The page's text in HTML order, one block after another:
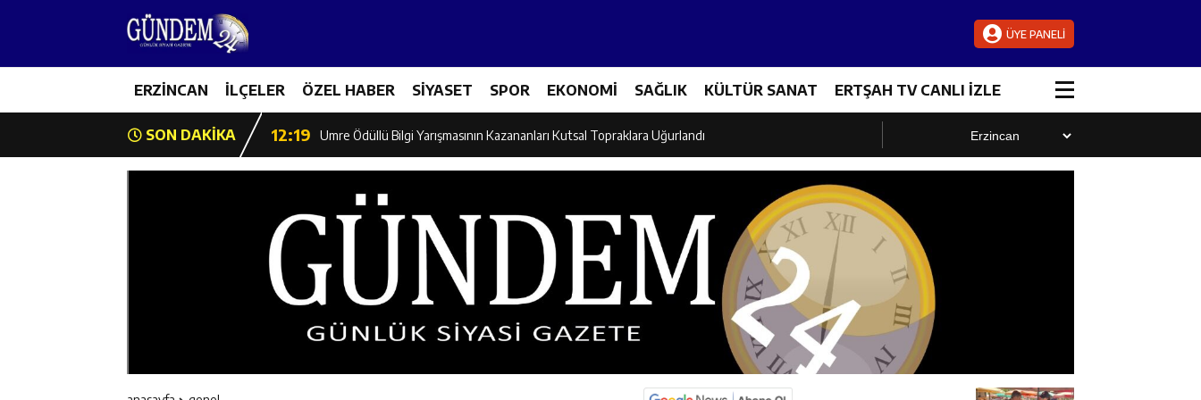
ÜYE PANELİ
ERZİNCAN İLÇELER ÖZEL HABER SİYASET SPOR EKONOMİ SAĞLIK KÜLTÜR SANAT ERTŞAH TV CANLI İZLE
SON DAKİKA
17:03 Erzincan Emniyeti’nden Semt Pazarında Bilgilendirme Faaliyeti
12:19 Umre Ödüllü Bilgi Yarışmasının Kazananları Kutsal Topraklara Uğurlandı
12:17 Üzümlü’de Yaz Akşamlarına Açık Hava Sineması Renk Kattı
12:16 Vali Yardımcıları Canpolat ve Kaya, Mehmet Zengin’in Cenaze Törenine Katıldı
Geleceğin Hafızlarına Ziyaret: Burhan İşliyen Erzincan’da Kur’an Kursu Öğrencileriyle Buluştu